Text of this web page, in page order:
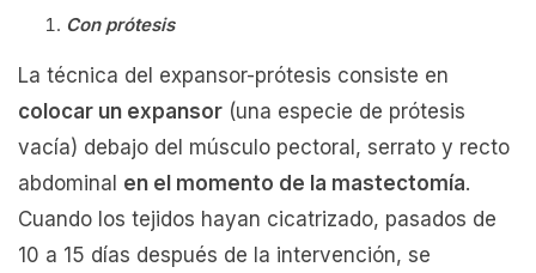
Con prótesis
La técnica del expansor-prótesis consiste en
colocar un expansor (una especie de prótesis
vacía) debajo del músculo pectoral, serrato y recto
abdominal en el momento de la mastectomía.
Cuando los tejidos hayan cicatrizado, pasados de
10 a 15 días después de la intervención, se